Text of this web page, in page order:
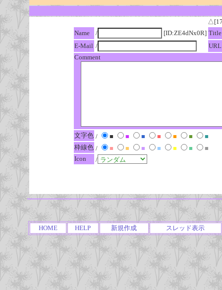
Name
/ [ID:ZE4dNx0R] Title
E-Mail /
URL
Comment
文字色 / ■ ■ ■ ■ ■ ■
■
枠線色 / ■ ■ ■ ■ ■ ■
■
Icon
/
HOME HELP 新規作成 スレッド表示